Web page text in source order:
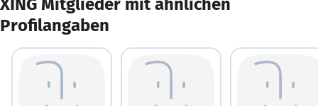
Profilangaben